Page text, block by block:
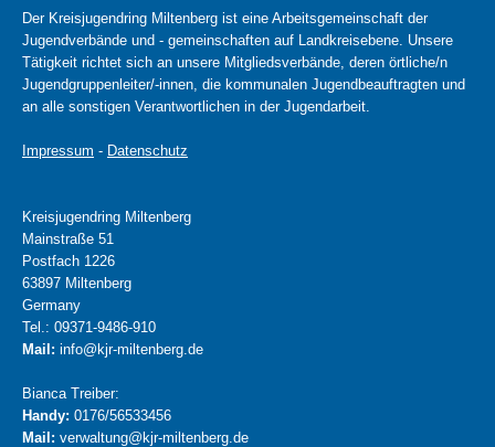
Der Kreisjugendring Miltenberg ist eine Arbeitsgemeinschaft der
Jugendverbände und - gemeinschaften auf Landkreisebene. Unsere
Tätigkeit richtet sich an unsere Mitgliedsverbände, deren örtliche/n
Jugendgruppenleiter/-innen, die kommunalen Jugendbeauftragten und
an alle sonstigen Verantwortlichen in der Jugendarbeit.
Impressum - Datenschutz
Kreisjugendring Miltenberg
Mainstraße 51
Postfach 1226
63897 Miltenberg
Germany
Tel.: 09371-9486-910
Mail: info@kjr-miltenberg.de
Bianca Treiber:
Handy: 0176/56533456
Mail: verwaltung@kjr-miltenberg.de